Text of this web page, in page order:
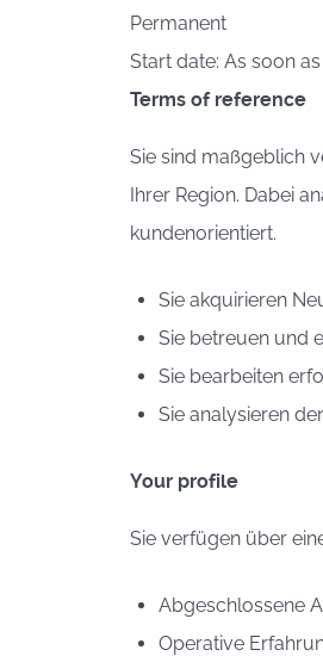
Permanent
Start date: As soon
Terms of reference
Sie sind maßgeblich
Ihrer Region. Dabei
kundenorientiert.
Sie akquirieren
Sie betreuen und
Sie bearbeiten
Sie analysieren
Your profile
Sie verfügen über
Abgeschlossene
Operative